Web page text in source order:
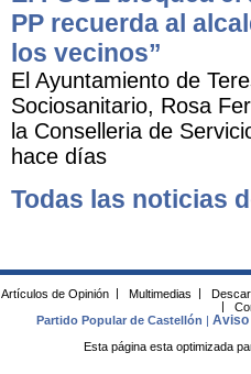
PP recuerda al
los vecinos”
El Ayuntamiento de
Sociosanitario, Rosa
la Conselleria de
hace días
Todas las noticias
Artículos de Opinión Multimedias
Partido Popular de Castellón
|Aviso
Esta página esta optimizada